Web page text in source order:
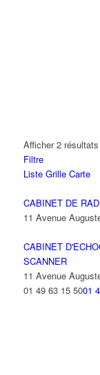
Afficher 2 résultats
Filtre
Liste Grille Carte
CABINET DE
11 Avenue
CABINET
SCANNER
11 Avenue
01 49 63 15 5001